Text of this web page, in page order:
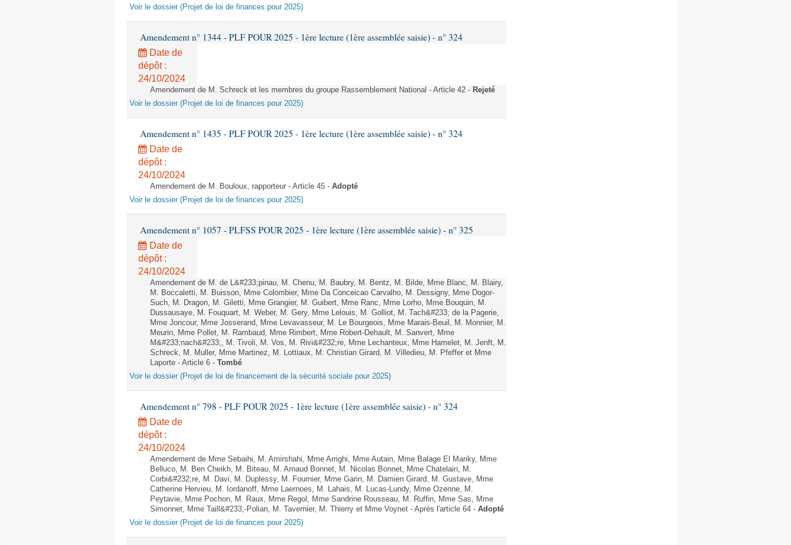
Voir le dossier (Projet de loi de finances pour 2025)
Amendement n° 1344 - PLF POUR 2025 - 1ère lecture (1ère assemblée saisie) - n° 324
Date de
dépôt :
24/10/2024
Amendement de M. Schreck et les membres du groupe Rassemblement National - Article 42 - Rejeté
Voir le dossier (Projet de loi de finances pour 2025)
Amendement n° 1435 - PLF POUR 2025 - 1ère lecture (1ère assemblée saisie) - n° 324
Date de
dépôt :
24/10/2024
Amendement de M. Bouloux, rapporteur - Article 45 - Adopté
Voir le dossier (Projet de loi de finances pour 2025)
Amendement n° 1057 - PLFSS POUR 2025 - 1ère lecture (1ère assemblée saisie) - n° 325
Date de
dépôt :
24/10/2024
Amendement de M. de L&#233;pinau, M. Chenu, M. Baubry, M. Bentz, M. Bilde, Mme Blanc, M. Blairy,
M. Boccaletti, M. Buisson, Mme Colombier, Mme Da Conceicao Carvalho, M. Dessigny, Mme Dogor-
Such, M. Dragon, M. Giletti, Mme Grangier, M. Guibert, Mme Ranc, Mme Lorho, Mme Bouquin, M.
Dussausaye, M. Fouquart, M. Weber, M. Gery, Mme Lelouis, M. Golliot, M. Tach&#233; de la Pagerie,
Mme Joncour, Mme Josserand, Mme Levavasseur, M. Le Bourgeois, Mme Marais-Beuil, M. Monnier, M.
Meurin, Mme Pollet, M. Rambaud, Mme Rimbert, Mme Robert-Dehault, M. Sanvert, Mme
M&#233;nach&#233;, M. Tivoli, M. Vos, M. Rivi&#232;re, Mme Lechanteux, Mme Hamelet, M. Jenft, M.
Schreck, M. Muller, Mme Martinez, M. Lottiaux, M. Christian Girard, M. Villedieu, M. Pfeffer et Mme
Laporte - Article 6 - Tombé
Voir le dossier (Projet de loi de financement de la sécurité sociale pour 2025)
Amendement n° 798 - PLF POUR 2025 - 1ère lecture (1ère assemblée saisie) - n° 324
Date de
dépôt :
24/10/2024
Amendement de Mme Sebaihi, M. Amirshahi, Mme Arrighi, Mme Autain, Mme Balage El Mariky, Mme
Belluco, M. Ben Cheikh, M. Biteau, M. Arnaud Bonnet, M. Nicolas Bonnet, Mme Chatelain, M.
Corbi&#232;re, M. Davi, M. Duplessy, M. Fournier, Mme Garin, M. Damien Girard, M. Gustave, Mme
Catherine Hervieu, M. Iordanoff, Mme Laernoes, M. Lahais, M. Lucas-Lundy, Mme Ozenne, M.
Peytavie, Mme Pochon, M. Raux, Mme Regol, Mme Sandrine Rousseau, M. Ruffin, Mme Sas, Mme
Simonnet, Mme Taill&#233;-Polian, M. Tavernier, M. Thierry et Mme Voynet - Après l'article 64 - Adopté
Voir le dossier (Projet de loi de finances pour 2025)